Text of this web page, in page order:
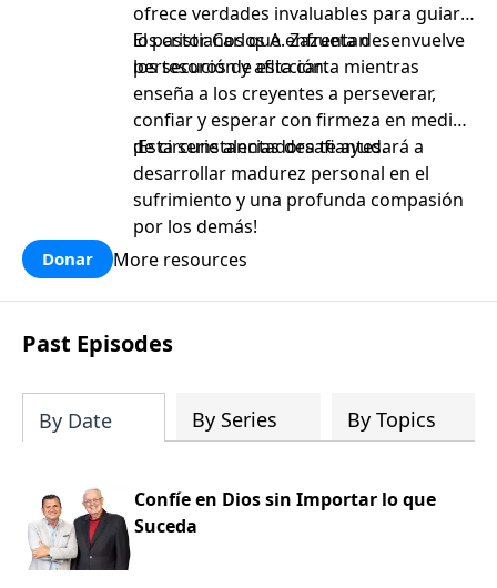
ofrece verdades invaluables para guiar a
los cristianos que enfrentan
persecución y aflicción.
El pastor Carlos A. Zazueta desenvuelve
los tesoros de esta carta mientras
enseña a los creyentes a perseverar,
confiar y esperar con firmeza en medio
de circunstancias desafiantes.
¡Esta serie alentadora te ayudará a
desarrollar madurez personal en el
sufrimiento y una profunda compasión
por los demás!
Donar More resources
Past Episodes
By Date By Series By Topics
Confíe en Dios sin Importar lo que
Suceda